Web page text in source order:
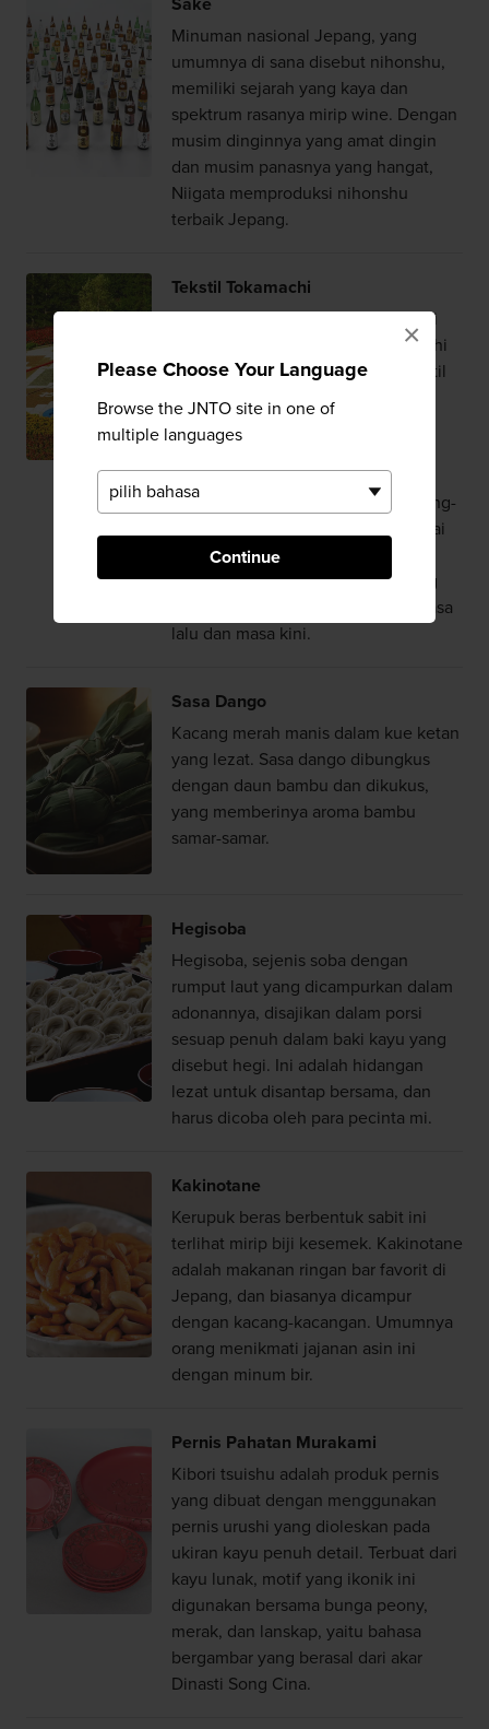
Please Choose Your Language
Browse the JNTO site in one of
multiple languages
Continue
×
Sake
Minuman nasional Jepang, yang
umumnya di sana disebut nihonshu,
memiliki sejarah yang kaya dan
spektrum rasanya mirip wine. Dengan
musim dinginnya yang amat dingin
dan musim panasnya yang hangat,
Niigata memproduksi nihonshu
terbaik Jepang.
Tekstil Tokamachi
Telah lama dikenal karena produksi
kain sutra dan hemp-nya, Tokamachi
di Niigata terus menghasilkan tekstil
berkualitas tinggi saat ini. Dengan
dikenal sebagai nenshi, kain sutra
mentahnya dipelintir dengan kuat
untuk meratakan teksturnya. Benang-
benang tersebut kemudian diwarnai
dan ditenun menjadi pola-pola
geometri elegan yang lembut yang
secara alami mengombinasikan masa
lalu dan masa kini.
Sasa Dango
Kacang merah manis dalam kue ketan
yang lezat. Sasa dango dibungkus
dengan daun bambu dan dikukus,
yang memberinya aroma bambu
samar-samar.
Hegisoba
Hegisoba, sejenis soba dengan
rumput laut yang dicampurkan dalam
adonannya, disajikan dalam porsi
sesuap penuh dalam baki kayu yang
disebut hegi. Ini adalah hidangan
lezat untuk disantap bersama, dan
harus dicoba oleh para pecinta mi.
Kakinotane
Kerupuk beras berbentuk sabit ini
terlihat mirip biji kesemek. Kakinotane
adalah makanan ringan bar favorit di
Jepang, dan biasanya dicampur
dengan kacang-kacangan. Umumnya
orang menikmati jajanan asin ini
dengan minum bir.
Pernis Pahatan Murakami
Kibori tsuishu adalah produk pernis
yang dibuat dengan menggunakan
pernis urushi yang dioleskan pada
ukiran kayu penuh detail. Terbuat dari
kayu lunak, motif yang ikonik ini
digunakan bersama bunga peony,
merak, dan lanskap, yaitu bahasa
bergambar yang berasal dari akar
Dinasti Song Cina.